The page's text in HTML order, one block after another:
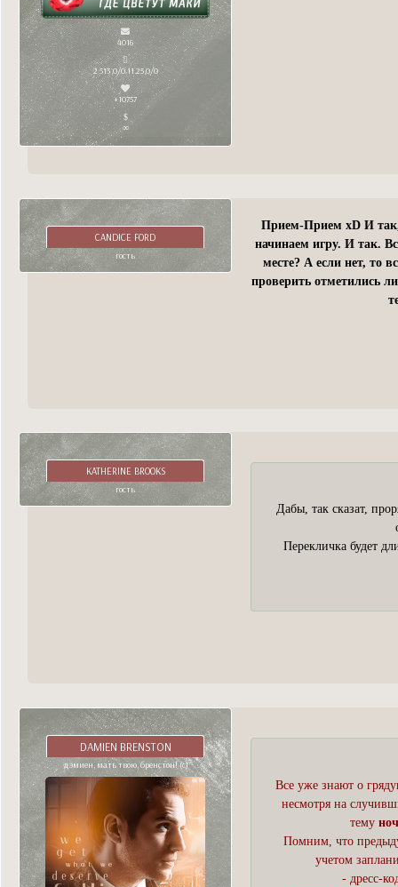
4016
2 513,0/0 11.25,0/0
+10757
∞
CANDICE FORD
гость
Прием-Прием xD И так,
начинаем игру. И так.
месте? А если нет, то
проверить отметились
KATHERINE BROOKS
гость
Дабы, так сказат,
Перекличка будет
DAMIEN BRENSTON
дэмиен, мать твою, бренстон! (с)
Все уже знают о
несмотря на
тему
Помним, что
учетом
- дресс-